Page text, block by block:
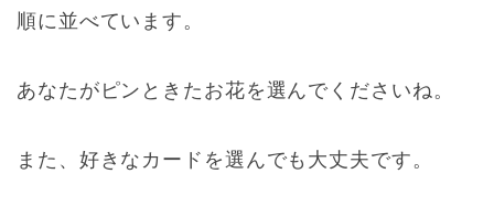
順に並べています。
あなたがピンときたお花を選んでくださいね。
また、好きなカードを選んでも大丈夫です。